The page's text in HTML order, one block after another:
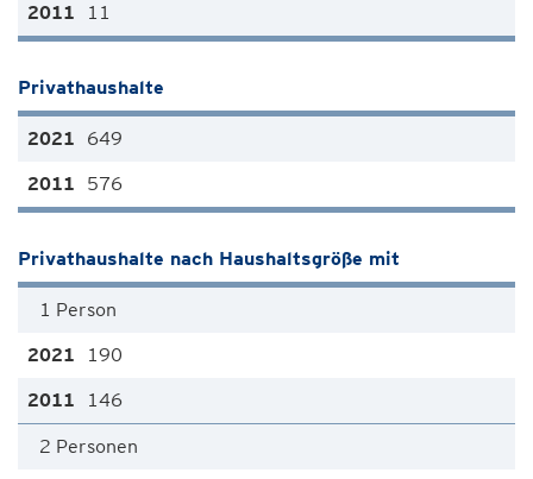
11
Privathaushalte
649
576
Privathaushalte nach Haushaltsgröße mit
1 Person
190
146
2 Personen